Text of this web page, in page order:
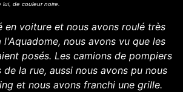
de couleur noire.
en voiture et nous avons roulé très
nous avons vu que les
posés. Les camions de pompiers
la rue, aussi nous avons pu nous
et nous avons franchi une grille.